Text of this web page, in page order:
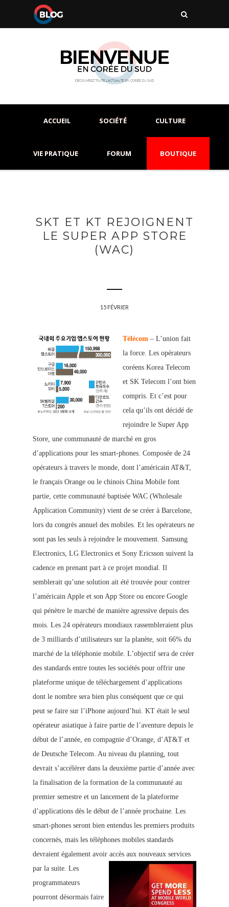
ACCUEIL SOCIÉTÉ CULTURE
VIE PRATIQUE FORUM BOUTIQUE
SKT ET KT REJOIGNENT
LE SUPER APP STORE
(WAC)
15 FÉVRIER
Télécom – L’union fait
la force. Les opérateurs
coréens Korea Telecom
et SK Telecom l’ont bien
compris. Et c’est pour
cela qu’ils ont décidé de
rejoindre le Super App
Store, une communauté de marché en gros
d’applications pour les smart-phones. Composée de 24
opérateurs à travers le monde, dont l’américain AT&T,
le français Orange ou le chinois China Mobile font
partie, cette communauté baptisée WAC (Wholesale
Application Community) vient de se créer à Barcelone,
lors du congrès annuel des mobiles. Et les opérateurs ne
sont pas les seuls à rejoindre le mouvement. Samsung
Electronics, LG Electronics et Sony Ericsson suivent la
cadence en prenant part à ce projet mondial. Il
semblerait qu’une solution ait été trouvée pour contrer
l’américain Apple et son App Store ou encore Google
qui pénètre le marché de manière agressive depuis des
mois. Les 24 opérateurs mondiaux rassembleraient plus
de 3 milliards d’utilisateurs sur la planète, soit 66% du
marché de la téléphonie mobile. L’objectif sera de créer
des standards entre toutes les sociétés pour offrir une
plateforme unique de téléchargement d’applications
dont le nombre sera bien plus conséquent que ce qui
peut se faire sur l’iPhone aujourd’hui. KT était le seul
opérateur asiatique à faire partie de l’aventure depuis le
début de l’année, en compagnie d’Orange, d’AT&T et
de Deutsche Telecom. Au niveau du planning, tout
devrait s’accélérer dans la deuxième partie d’année avec
la finalisation de la formation de la communauté au
premier semestre et un lancement de la plateforme
d’applications dès le début de l’année prochaine. Les
smart-phones seront bien entendus les premiers produits
concernés, mais les téléphones mobiles standards
devraient également avoir accès aux nouveaux services
par la suite. Les
programmateurs
pourront désormais faire